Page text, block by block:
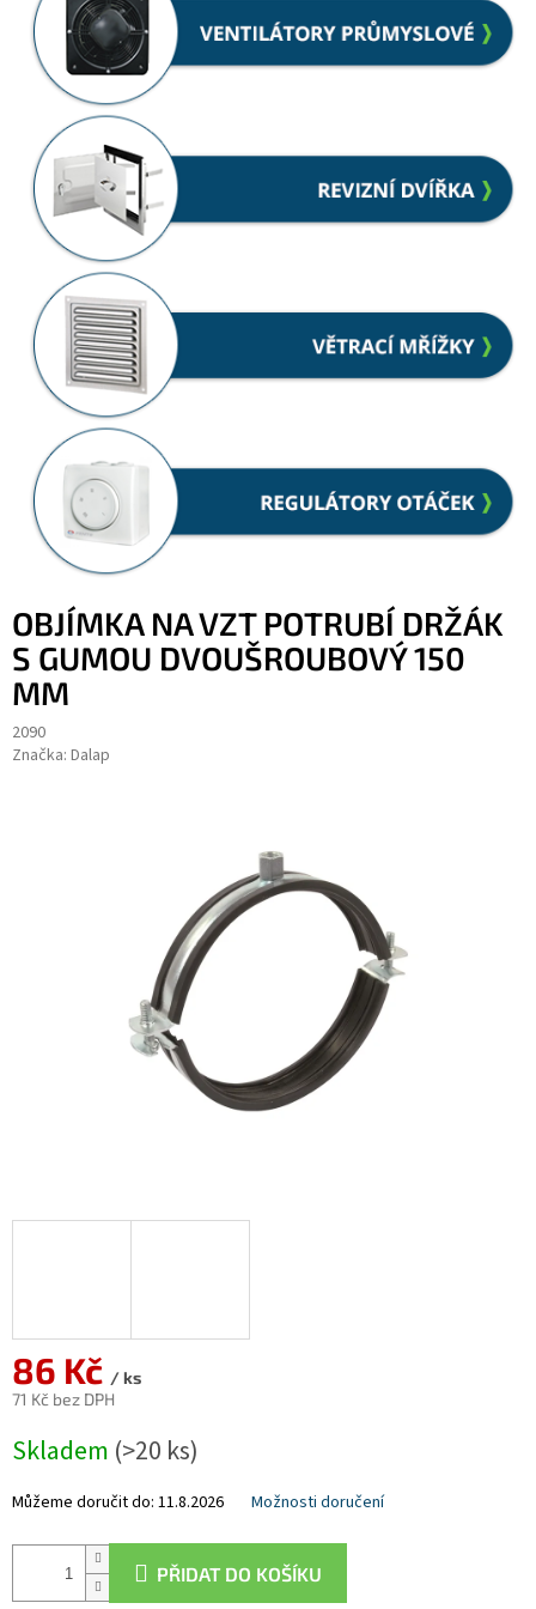
OBJÍMKA NA VZT POTRUBÍ DRŽÁK
S GUMOU DVOUŠROUBOVÝ 150
MM
2090
Značka: Dalap
86 Kč / ks
71 Kč bez DPH
cena:
Skladem (>20 ks)
Můžeme doručit do: 11.8.2026 Možnosti doručení
PŘIDAT DO KOŠÍKU